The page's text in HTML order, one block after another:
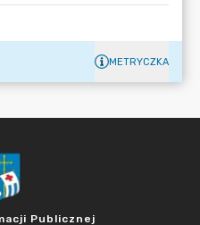
METRYCZKA
Publicznej